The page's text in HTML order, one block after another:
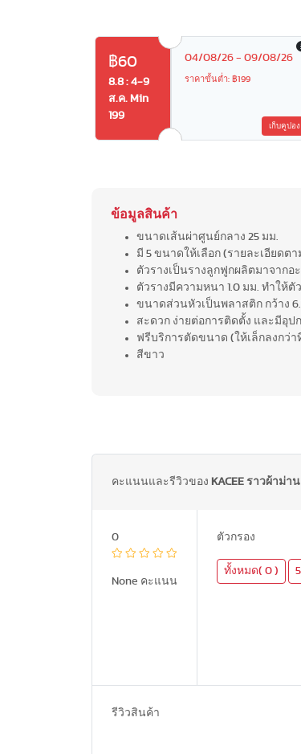
฿60
8.8 : 4-9
ส.ค. Min
199
04/08/26 - 09/08/26
ราคาขั้นต่ำ: ฿199
เก็บคูปอง
ข้อมูลสินค้า
ขนาดเส้นผ่าศูนย์กลาง 25 มม.
มี 5 ขนาดให้เลือก (รายละเอียดต
ตัวรางเป็นรางลูกฟูกผลิตมาจากอ
ตัวรางมีความหนา 1.0 มม. ทำให้
ขนาดส่วนหัวเป็นพลาสติก กว้าง
สะดวก ง่ายต่อการติดตั้ง และมีอุ
ฟรีบริการตัดขนาด (ให้เล็กลงกว่
สีขาว
คะแนนและรีวิวของ KACEE ราวผ้าม่า
0
None คะแนน
ตัวกรอง
ทั้งหมด( 0 )
รีวิวสินค้า